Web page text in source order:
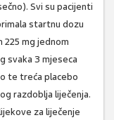
Svi su pacijenti
startnu dozu
mg jednom
svaka 3 mjeseca
te treća placebo
razdoblja liječenja.
za liječenje